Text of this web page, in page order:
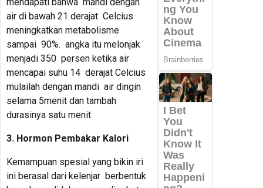
air di bawah 21 derajat Celcius
meningkatkan metabolisme
sampai 90%. angka itu melonjak
menjadi 350 persen ketika air
mencapai suhu 14 derajat Celcius
mulailah dengan mandi air dingin
selama 5menit dan tambah
durasinya satu menit
3. Hormon Pembakar Kalori
Kemampuan spesial yang bikin iri
ini berasal dari kelenjar berbentuk